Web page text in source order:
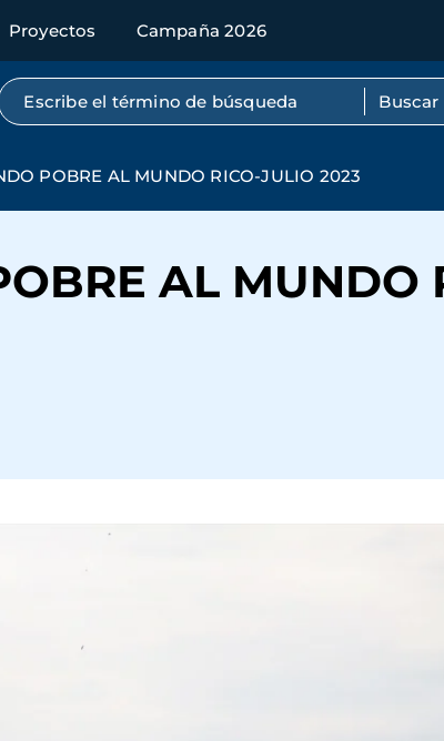
Proyectos Campaña 2026
Búsqueda por texto completo
POBRE AL MUNDO RICO-JULIO 2023
AL MUNDO